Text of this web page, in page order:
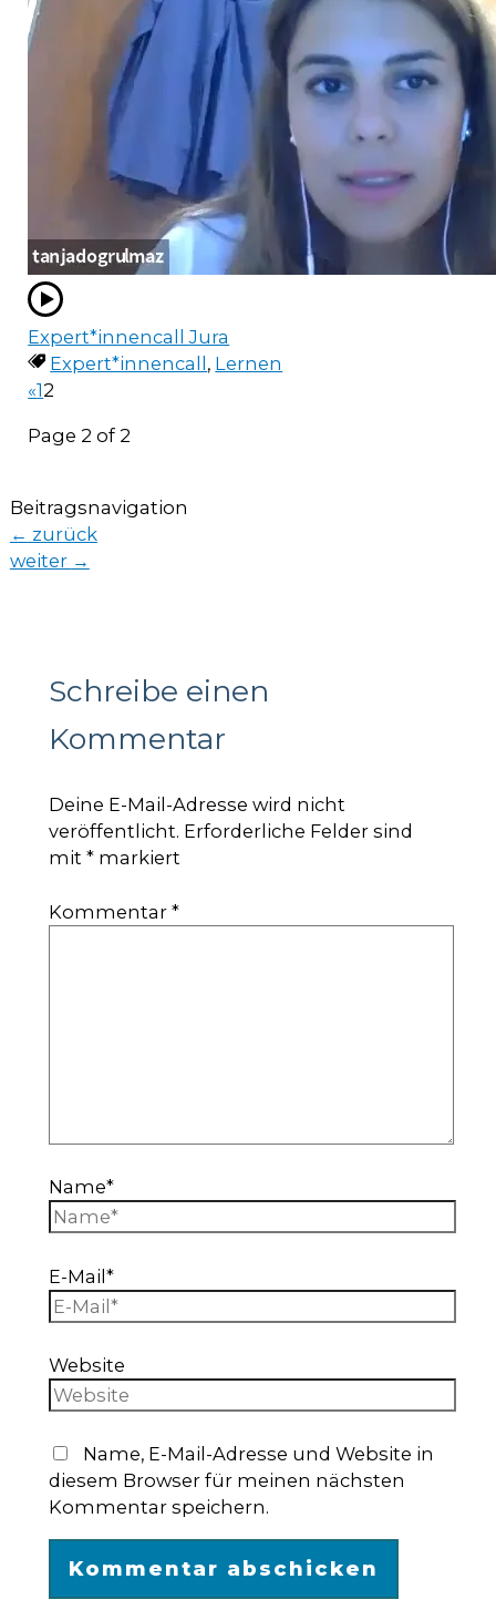
Expert*innencall Jura
Expert*innencall , Lernen
«12
Page 2 of 2
Beitragsnavigation
← zurück
weiter →
Schreibe einen
Kommentar
Deine E-Mail-Adresse wird nicht
veröffentlicht. Erforderliche Felder sind
mit *markiert
Kommentar *
Name*
E-Mail*
Website
Name, E-Mail-Adresse und Website in
diesem Browser für meinen nächsten
Kommentar speichern.